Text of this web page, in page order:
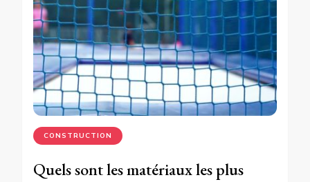
CONSTRUCTION
Quels sont les matériaux les plus